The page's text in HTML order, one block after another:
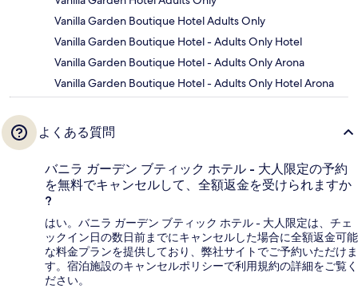
Vanilla Garden Boutique Hotel Adults Only
Vanilla Garden Boutique Hotel - Adults Only Hotel
Vanilla Garden Boutique Hotel - Adults Only Arona
Vanilla Garden Boutique Hotel - Adults Only Hotel Arona
よくある質問
バニラ ガーデン ブティック ホテル - 大人限定の予約
を無料でキャンセルして、全額返金を受けられますか
?
はい。バニラ ガーデン ブティック ホテル - 大人限定は、チェ
ックイン日の数日前までにキャンセルした場合に全額返金可能
な料金プランを提供しており、弊社サイトでご予約いただけま
す。宿泊施設のキャンセルポリシーで利用規約の詳細をご覧く
ださい。